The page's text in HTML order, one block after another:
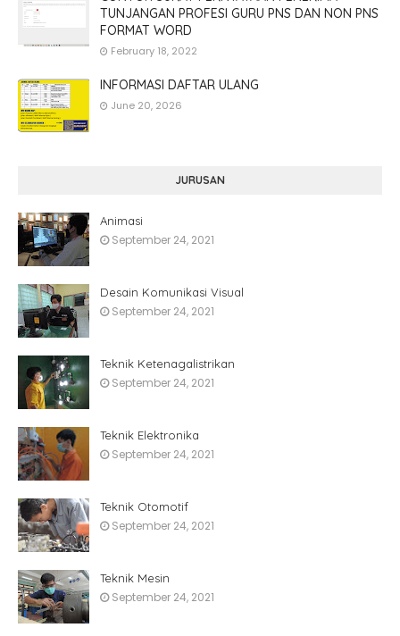
TUNJANGAN PROFESI GURU PNS DAN NON PNS
FORMAT WORD
February 18, 2022
INFORMASI DAFTAR ULANG
June 20, 2026
JURUSAN
Animasi
September 24, 2021
Desain Komunikasi Visual
September 24, 2021
Teknik Ketenagalistrikan
September 24, 2021
Teknik Elektronika
September 24, 2021
Teknik Otomotif
September 24, 2021
Teknik Mesin
September 24, 2021